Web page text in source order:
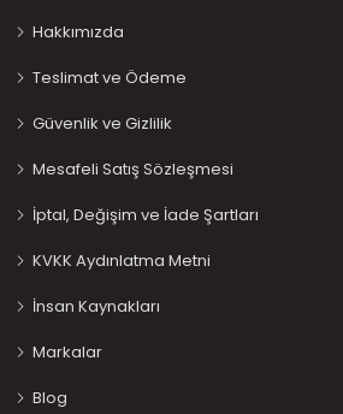
Hakkımızda
Teslimat ve Ödeme
Güvenlik ve Gizlilik
Mesafeli Satış Sözleşmesi
İptal, Değişim ve İade Şartları
KVKK Aydınlatma Metni
İnsan Kaynakları
Markalar
Blog